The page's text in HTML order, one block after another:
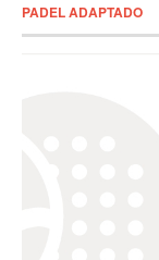
PADEL ADAPTADO